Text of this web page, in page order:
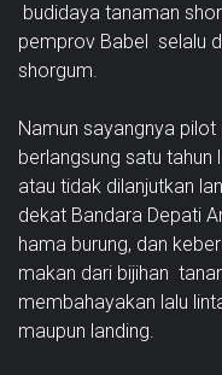
budidaya tanaman
pemprov Babel selalu
shorgum.
Namun sayangnya
berlangsung satu tahun
atau tidak dilanjutkan
dekat Bandara Depati
hama burung, dan
makan dari bijihan
membahayakan lalu
maupun landing.